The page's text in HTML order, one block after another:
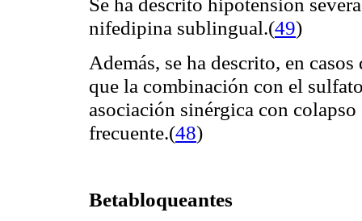
nifedipina sublingual.(49)
Además, se ha descrito, en
que la combinación con el
asociación sinérgica con
frecuente.(48)
Betabloqueantes